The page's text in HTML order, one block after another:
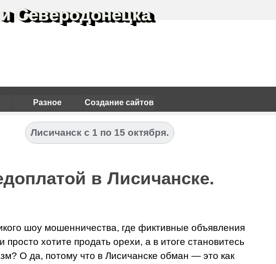
Разное Создание сайтов
Северодонецка
Лисичанск с 1 по 15 октября.
в Лисичанске.
шоу мошенничества, где фиктивные объявления
хотите продать орехи, а в итоге становитесь
О да, потому что в Лисичанске обман — это как